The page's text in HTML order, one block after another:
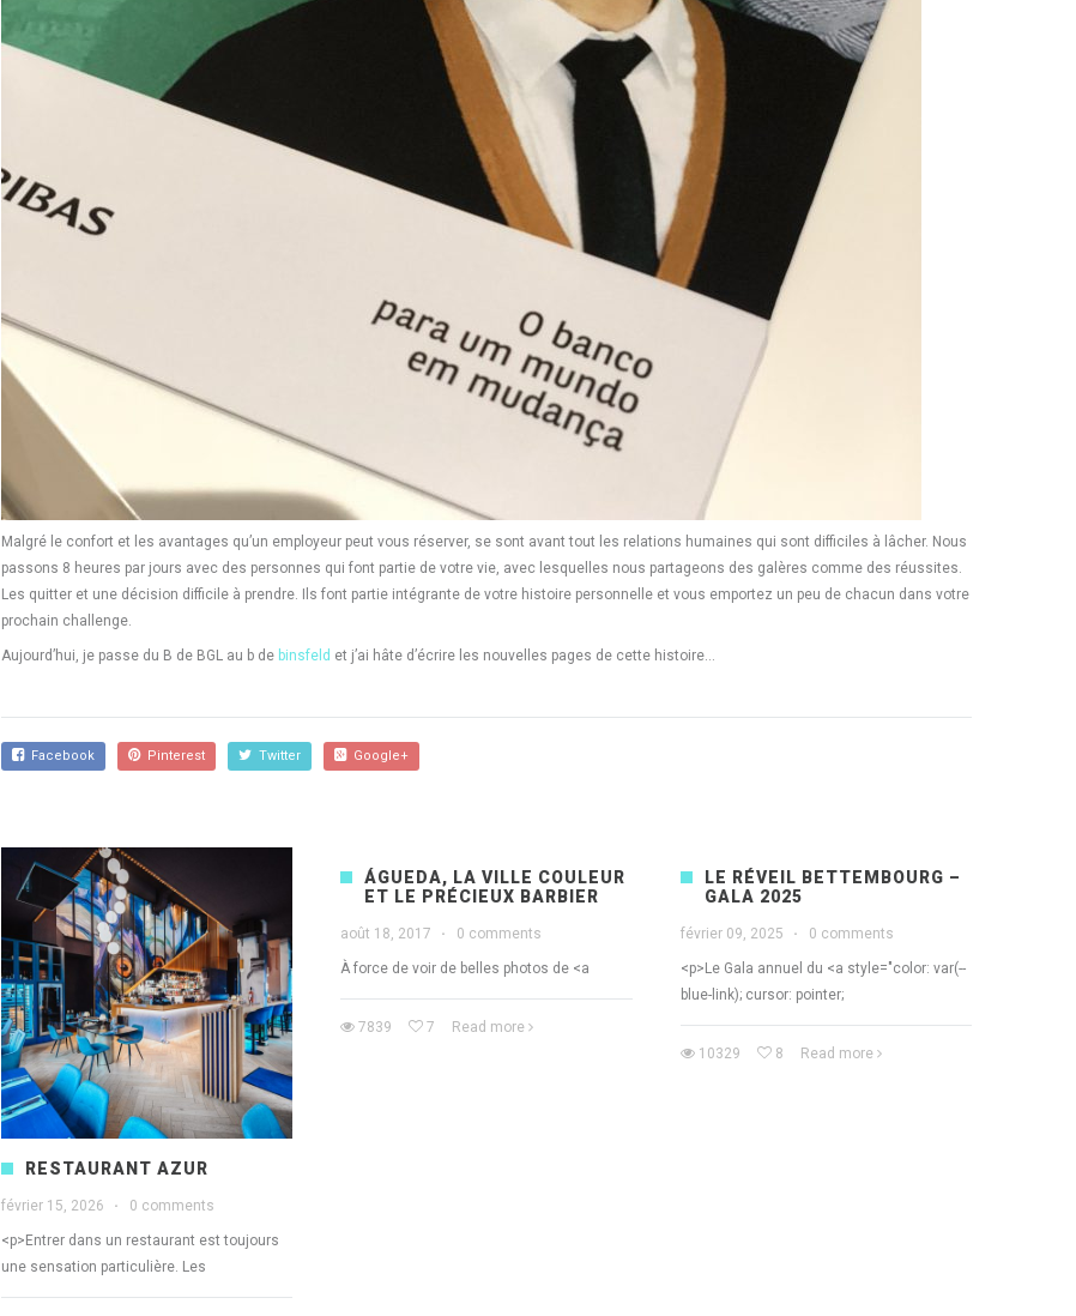
Malgré le confort et les avantages qu’un employeur peut vous réserver, se sont avant tout les relations humaines qui sont difficiles à lâcher. Nous
passons 8 heures par jours avec des personnes qui font partie de votre vie, avec lesquelles nous partageons des galères comme des réussites.
Les quitter et une décision difficile à prendre. Ils font partie intégrante de votre histoire personnelle et vous emportez un peu de chacun dans votre
prochain challenge.
Aujourd’hui, je passe du B de BGL au b de binsfeld et j’ai hâte d’écrire les nouvelles pages de cette histoire…
Facebook Pinterest Twitter Google+
RESTAURANT AZUR
février 15, 2026 · 0 comments
<p>Entrer dans un restaurant est toujours
une sensation particulière. Les
ÁGUEDA, LA VILLE COULEUR
ET LE PRÉCIEUX BARBIER
août 18, 2017 · 0 comments
À force de voir de belles photos de <a
7839 7 Read more
LE RÉVEIL BETTEMBOURG –
GALA 2025
février 09, 2025 · 0 comments
<p>Le Gala annuel du <a style="color: var(--
blue-link); cursor: pointer;
10329 8 Read more